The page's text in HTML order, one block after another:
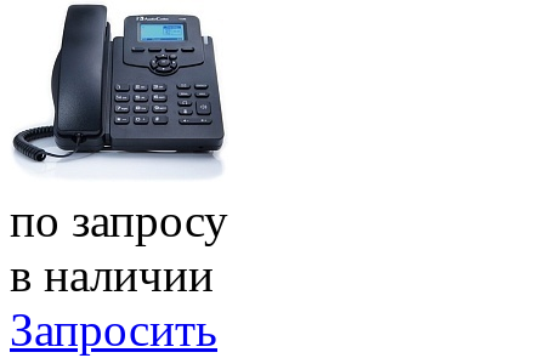
по запросу
в наличии
Запросить